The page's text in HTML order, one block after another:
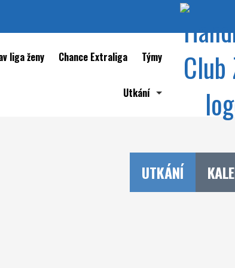
liga ženy Chance Extraliga Týmy
Utkání
Kalendář utkání
UTKÁNÍ